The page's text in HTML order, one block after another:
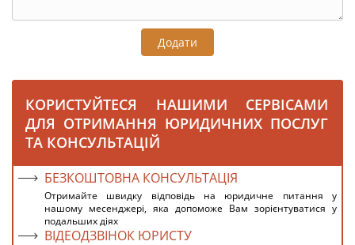
Додати
КОРИСТУЙТЕСЯ НАШИМИ СЕРВІСАМИ
ДЛЯ ОТРИМАННЯ ЮРИДИЧНИХ ПОСЛУГ
ТА КОНСУЛЬТАЦІЙ
БЕЗКОШТОВНА КОНСУЛЬТАЦІЯ
Отримайте швидку відповідь на юридичне питання у
нашому месенджері, яка допоможе Вам зорієнтуватися у
подальших діях
ВІДЕОДЗВІНОК ЮРИСТУ